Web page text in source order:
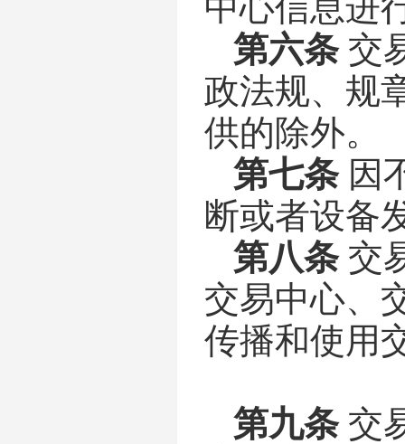
第六条 交
政法规、规
供的除外。
第七条 因
断或者设备
第八条 交
交易中心、
传播和使用
第九条 交